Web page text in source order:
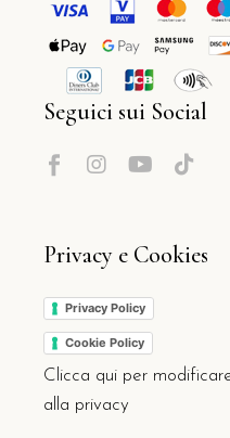
Seguici sui Social
Privacy e Cookies
Privacy Policy
Cookie Policy
Clicca qui per
alla privacy